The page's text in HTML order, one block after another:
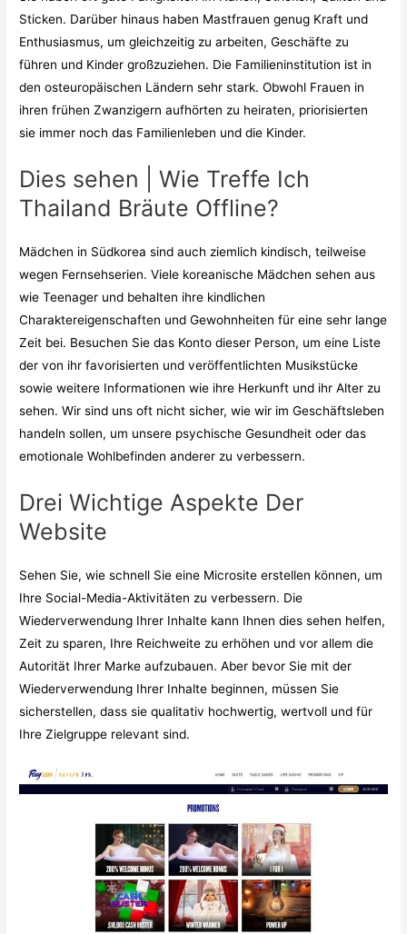
Sticken. Darüber hinaus haben Mastfrauen genug Kraft und
Enthusiasmus, um gleichzeitig zu arbeiten, Geschäfte zu
führen und Kinder großzuziehen. Die Familieninstitution ist in
den osteuropäischen Ländern sehr stark. Obwohl Frauen in
ihren frühen Zwanzigern aufhörten zu heiraten, priorisierten
sie immer noch das Familienleben und die Kinder.
Dies sehen | Wie Treffe Ich
Thailand Bräute Offline?
Mädchen in Südkorea sind auch ziemlich kindisch, teilweise
wegen Fernsehserien. Viele koreanische Mädchen sehen aus
wie Teenager und behalten ihre kindlichen
Charaktereigenschaften und Gewohnheiten für eine sehr lange
Zeit bei. Besuchen Sie das Konto dieser Person, um eine Liste
der von ihr favorisierten und veröffentlichten Musikstücke
sowie weitere Informationen wie ihre Herkunft und ihr Alter zu
sehen. Wir sind uns oft nicht sicher, wie wir im Geschäftsleben
handeln sollen, um unsere psychische Gesundheit oder das
emotionale Wohlbefinden anderer zu verbessern.
Drei Wichtige Aspekte Der
Website
Sehen Sie, wie schnell Sie eine Microsite erstellen können, um
Ihre Social-Media-Aktivitäten zu verbessern. Die
Wiederverwendung Ihrer Inhalte kann Ihnendies sehen helfen,
Zeit zu sparen, Ihre Reichweite zu erhöhen und vor allem die
Autorität Ihrer Marke aufzubauen. Aber bevor Sie mit der
Wiederverwendung Ihrer Inhalte beginnen, müssen Sie
sicherstellen, dass sie qualitativ hochwertig, wertvoll und für
Ihre Zielgruppe relevant sind.